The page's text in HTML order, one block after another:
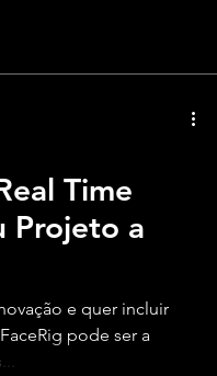
Time
Projeto a
e quer incluir
pode ser a